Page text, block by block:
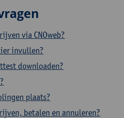
via CNOweb?
invullen?
downloaden?
plaats?
betalen en annuleren?